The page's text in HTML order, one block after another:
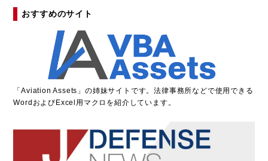
おすすめのサイト
「Aviation Assets」の姉妹サイトです。法律事務所などで使用できる
WordおよびExcel用マクロを紹介しています。